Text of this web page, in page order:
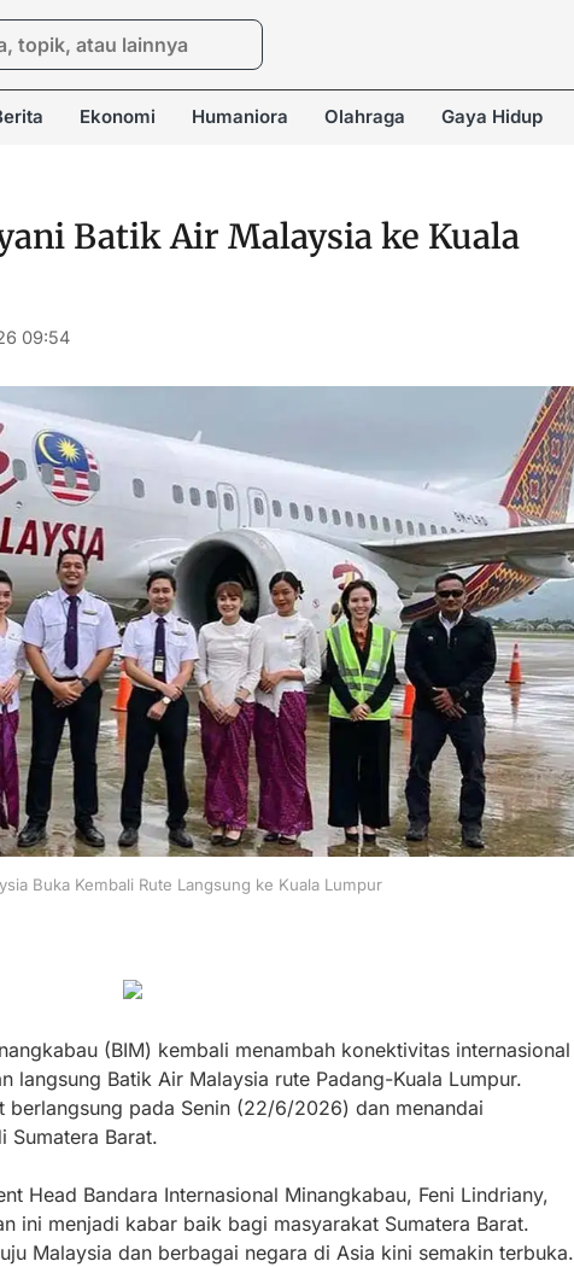
Ekonomi Humaniora Olahraga Gaya Hidup
Batik Air Malaysia ke Kuala
09:54
Buka Kembali Rute Langsung ke Kuala Lumpur
(BIM) kembali menambah konektivitas internasional
langsung Batik Air Malaysia rute Padang-Kuala Lumpur.
berlangsung pada Senin (22/6/2026) dan menandai
Sumatera Barat.
Head Bandara Internasional Minangkabau, Feni Lindriany,
ini menjadi kabar baik bagi masyarakat Sumatera Barat.
Malaysia dan berbagai negara di Asia kini semakin terbuka.